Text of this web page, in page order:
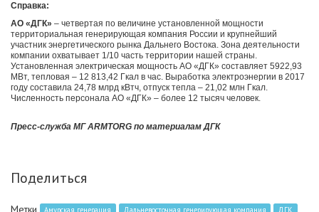
Справка:
АО «ДГК» – четвертая по величине установленной мощности
территориальная генерирующая компания России и крупнейший
участник энергетического рынка Дальнего Востока. Зона деятельности
компании охватывает 1/10 часть территории нашей страны.
Установленная электрическая мощность АО «ДГК» составляет 5922,93
МВт, тепловая – 12 813,42 Гкал в час. Выработка электроэнергии в 2017
году составила 24,78 млрд кВтч, отпуск тепла – 21,02 млн Гкал.
Численность персонала АО «ДГК» – более 12 тысяч человек.
Пресс-служба МГ ARMTORG по материалам ДГК
Поделиться
Метки